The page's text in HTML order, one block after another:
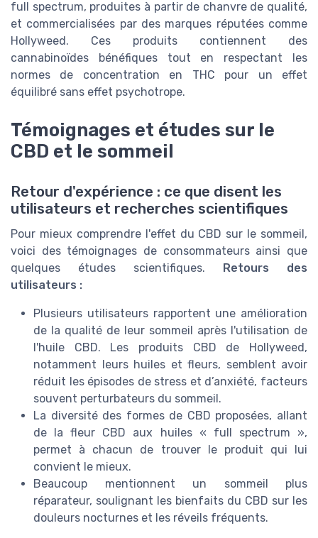
full spectrum, produites à partir de chanvre de qualité,
et commercialisées par des marques réputées comme
Hollyweed. Ces produits contiennent des
cannabinoïdes bénéfiques tout en respectant les
normes de concentration en THC pour un effet
équilibré sans effet psychotrope.
Témoignages et études sur le
CBD et le sommeil
Retour d'expérience : ce que disent les
utilisateurs et recherches scientifiques
Pour mieux comprendre l'effet du CBD sur le sommeil,
voici des témoignages de consommateurs ainsi que
quelques études scientifiques. Retours des
utilisateurs :
Plusieurs utilisateurs rapportent une amélioration
de la qualité de leur sommeil après l'utilisation de
l'huile CBD. Les produits CBD de Hollyweed,
notamment leurs huiles et fleurs, semblent avoir
réduit les épisodes de stress et d’anxiété, facteurs
souvent perturbateurs du sommeil.
La diversité des formes de CBD proposées, allant
de la fleur CBD aux huiles « full spectrum »,
permet à chacun de trouver le produit qui lui
convient le mieux.
Beaucoup mentionnent un sommeil plus
réparateur, soulignant les bienfaits du CBD sur les
douleurs nocturnes et les réveils fréquents.